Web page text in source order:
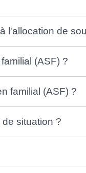
l'allocation de
(ASF) ?
familial (ASF) ?
situation ?